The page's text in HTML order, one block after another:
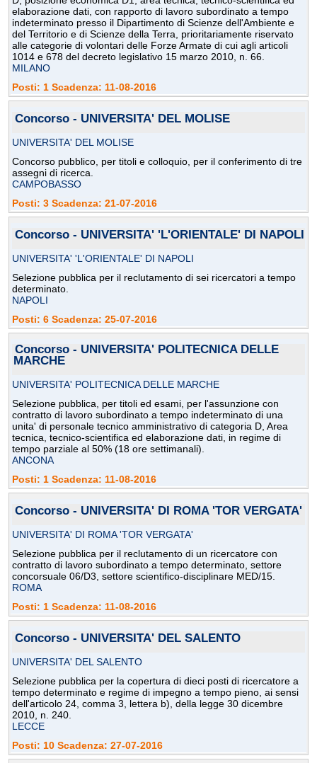
elaborazione dati, con rapporto di lavoro subordinato a tempo
indeterminato presso il Dipartimento di Scienze dell'Ambiente e
del Territorio e di Scienze della Terra, prioritariamente riservato
alle categorie di volontari delle Forze Armate di cui agli articoli
1014 e 678 del decreto legislativo 15 marzo 2010, n. 66.
MILANO
Posti: 1 Scadenza: 11-08-2016
Concorso - UNIVERSITA' DEL MOLISE
UNIVERSITA' DEL MOLISE
Concorso pubblico, per titoli e colloquio, per il conferimento di tre
assegni di ricerca.
CAMPOBASSO
Posti: 3 Scadenza: 21-07-2016
Concorso - UNIVERSITA' 'L'ORIENTALE' DI NAPOLI
UNIVERSITA' 'L'ORIENTALE' DI NAPOLI
Selezione pubblica per il reclutamento di sei ricercatori a tempo
determinato.
NAPOLI
Posti: 6 Scadenza: 25-07-2016
Concorso - UNIVERSITA' POLITECNICA DELLE
MARCHE
UNIVERSITA' POLITECNICA DELLE MARCHE
Selezione pubblica, per titoli ed esami, per l'assunzione con
contratto di lavoro subordinato a tempo indeterminato di una
unita' di personale tecnico amministrativo di categoria D, Area
tecnica, tecnico-scientifica ed elaborazione dati, in regime di
tempo parziale al 50% (18 ore settimanali).
ANCONA
Posti: 1 Scadenza: 11-08-2016
Concorso - UNIVERSITA' DI ROMA 'TOR VERGATA'
UNIVERSITA' DI ROMA 'TOR VERGATA'
Selezione pubblica per il reclutamento di un ricercatore con
contratto di lavoro subordinato a tempo determinato, settore
concorsuale 06/D3, settore scientifico-disciplinare MED/15.
ROMA
Posti: 1 Scadenza: 11-08-2016
Concorso - UNIVERSITA' DEL SALENTO
UNIVERSITA' DEL SALENTO
Selezione pubblica per la copertura di dieci posti di ricercatore a
tempo determinato e regime di impegno a tempo pieno, ai sensi
dell'articolo 24, comma 3, lettera b), della legge 30 dicembre
2010, n. 240.
LECCE
Posti: 10 Scadenza: 27-07-2016